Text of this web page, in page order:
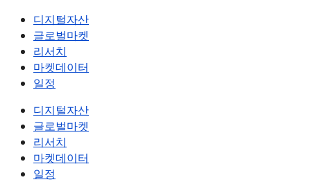
디지털자산
글로벌마켓
리서치
마켓데이터
일정
디지털자산
글로벌마켓
리서치
마켓데이터
일정